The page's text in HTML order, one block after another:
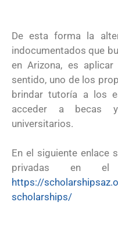
De esta forma la
indocumentados que
en Arizona, es
sentido, uno de los
brindar tutoría a los
acceder a becas
universitarios.
En el siguiente enlace
privadas en el
https://
scholarships/